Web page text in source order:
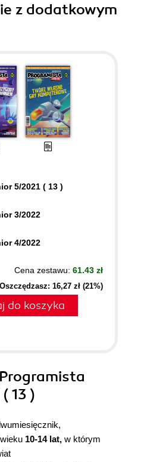
z dodatkowym
5/2021 ( 13 )
3/2022
4/2022
Cena zestawu: 61.43 zł
Oszczędzasz: 16,27 zł (21%)
do koszyka
13 )
10-14 lat, w którym